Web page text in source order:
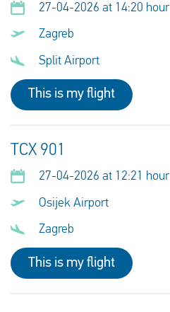
27-04-2026 at 14:20 hour
Zagreb
Split Airport
This is my flight
TCX 901
27-04-2026 at 12:21 hour
Osijek Airport
Zagreb
This is my flight